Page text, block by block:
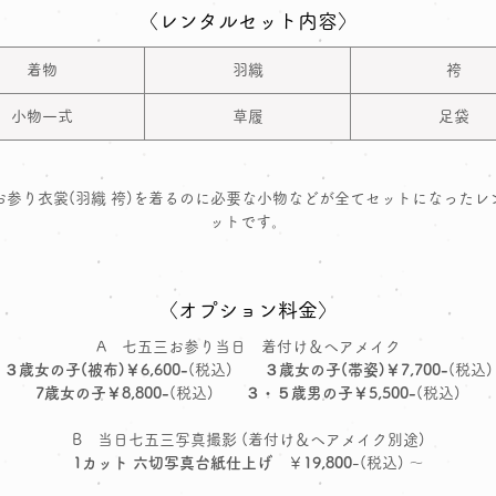
〈レンタルセット内容〉
着物 羽織 袴
小物一式 草履 足袋
参り衣裳(羽織 袴)を着るのに必要な小物などが全てセットになったレ
ットです。
〈オプション料金〉
A 七五三お参り当日 着付け＆ヘアメイク
３歳女の子(被布)￥6,600-(税込) ３歳女の子(帯姿)￥7,700-(税込)
7歳女の子￥8,800-(税込) ３・５歳男の子￥5,500-(税込)
B 当日七五三写真撮影 (着付け＆ヘアメイク別途)
1カット 六切写真台紙仕上げ
￥ 19,800-(税込) ～